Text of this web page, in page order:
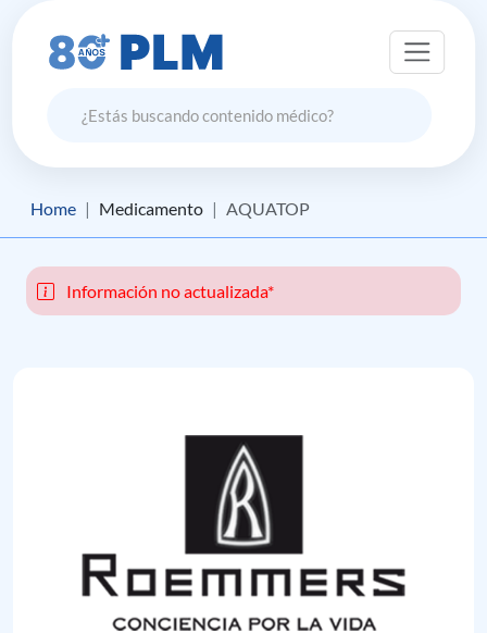
Home Medicamento AQUATOP
Información no actualizada*